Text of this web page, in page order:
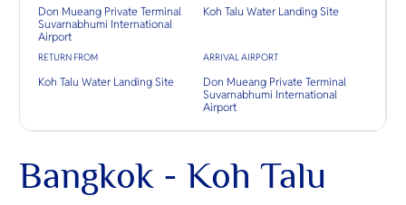
Don Mueang Private Terminal
Suvarnabhumi International
Airport
Koh Talu Water Landing Site
RETURN FROM
Koh Talu Water Landing Site
ARRIVAL AIRPORT
Don Mueang Private Terminal
Suvarnabhumi International
Airport
Bangkok - Koh Talu